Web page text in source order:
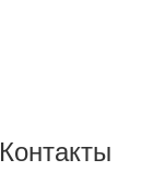
Контакты